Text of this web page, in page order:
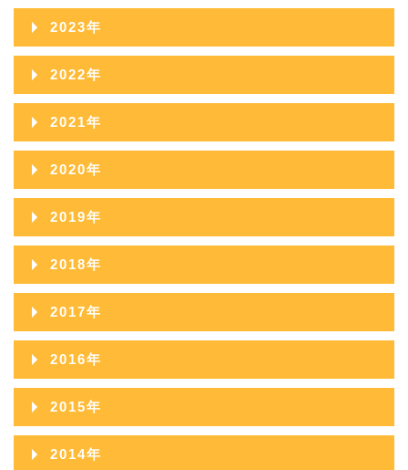
2025年11月
2025年10月
2025年09月
2025年08月
2025年07月
2025年06月
2025年05月
2025年03月
2025年02月
2025年01月
2024年12月
2024年11月
2024年10月
2024年09月
2024年08月
2024年07月
2024年06月
2024年05月
2024年03月
2024年02月
2024年01月
2023年
2023年12月
2023年11月
2023年10月
2023年09月
2023年08月
2023年07月
2023年06月
2023年05月
2023年03月
2023年02月
2022年
2022年12月
2022年11月
2022年10月
2022年09月
2022年08月
2022年07月
2022年06月
2022年05月
2022年03月
2021年
2021年12月
2021年11月
2021年10月
2021年09月
2021年08月
2021年07月
2021年06月
2021年05月
2020年
2020年12月
2020年11月
2020年10月
2020年09月
2020年08月
2020年07月
2020年06月
2019年
2019年12月
2019年11月
2019年10月
2019年09月
2019年08月
2019年07月
2018年
2018年12月
2018年11月
2018年10月
2018年09月
2018年08月
2017年
2017年12月
2017年11月
2017年10月
2017年09月
2016年
2016年12月
2016年11月
2015年
2015年12月
2014年